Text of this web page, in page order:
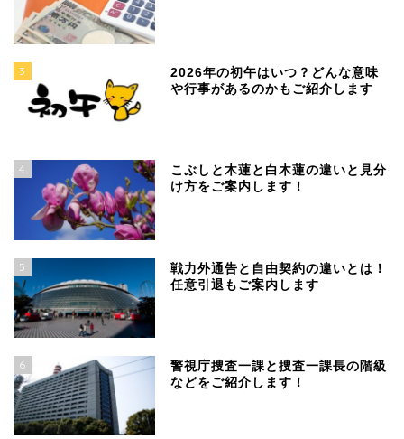
3
2026年の初午はいつ？どんな意味
や行事があるのかもご紹介します
4
こぶしと木蓮と白木蓮の違いと見分
け方をご案内します！
5
戦力外通告と自由契約の違いとは！
任意引退もご案内します
6
警視庁捜査一課と捜査一課長の階級
などをご紹介します！